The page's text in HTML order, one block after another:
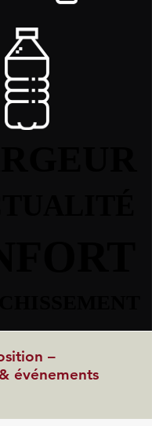
–
événements